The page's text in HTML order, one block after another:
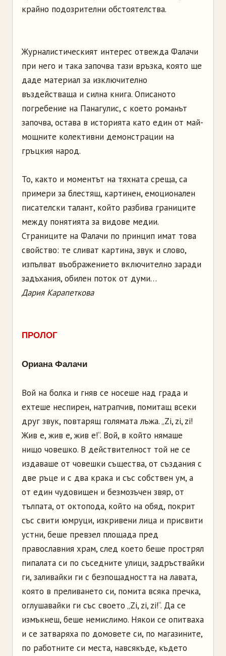
крайно подозрителни обстоятелства.
Журналистическият интерес отвежда Фалачи
при него и така започва тази връзка, която ще
даде материал за изключително
въздействаща и силна книга. Описаното
погребение на Панагулис, с което романът
започва, остава в историята като един от май-
мощните колективни демонстрации на
гръцкия народ.
То, както и моментът на тяхната среща, са
примери за блестящ, картинен, емоционален
писателски талант, който разбива границите
между понятията за видове медии.
Страниците на Фалачи по принцип имат това
свойство: те сливат картина, звук и слово,
изпълват въображението включително заради
задъхания, обилен поток от думи…
Дария Карапеткова
ПРОЛОГ
Ориана Фалачи
Вой на болка и гняв се носеше над града и
ехтеше неспирен, натрапчив, помитащ всеки
друг звук, повтарящ голямата лъжа. „Zi, zi, zi!
Жив е, жив е, жив е!“. Вой, в който нямаше
нищо човешко. В действителност той не се
издаваше от човешки същества, от създания с
две ръце и с два крака и със собствен ум, а
от един чудовищен и безмозъчен звяр, от
тълпата, от октопода, който на обяд, покрит
със свити юмруци, изкривени лица и присвити
устни, беше превзел площада пред
православния храм, след което беше прострял
пипалата си по съседните улици, задръствайки
ги, заливайки ги с безпощадността на лавата,
която в преливането си, помита всяка пречка,
оглушавайки ги със своето „Zi, zi, zi!“. Да се
измъкнеш, беше немислимо. Някои се опитваха
и се затваряха по домовете си, по магазините,
по работните си места, навсякъде, където